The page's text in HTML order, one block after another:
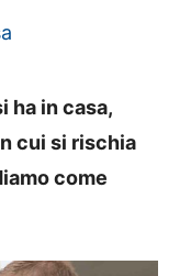
ha in casa,
cui si rischia
come